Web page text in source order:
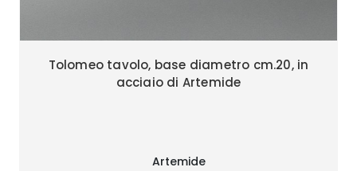
Tolomeo tavolo, base diametro cm.20, in
acciaio di Artemide
Artemide